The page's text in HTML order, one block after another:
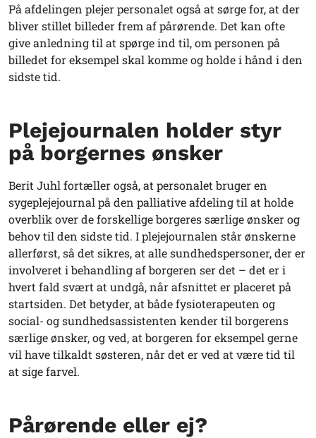
På afdelingen plejer personalet også at sørge for, at der
bliver stillet billeder frem af pårørende. Det kan ofte
give anledning til at spørge ind til, om personen på
billedet for eksempel skal komme og holde i hånd i den
sidste tid.
Plejejournalen holder styr
på borgernes ønsker
Berit Juhl fortæller også, at personalet bruger en
sygeplejejournal på den palliative afdeling til at holde
overblik over de forskellige borgeres særlige ønsker og
behov til den sidste tid. I plejejournalen står ønskerne
allerførst, så det sikres, at alle sundhedspersoner, der er
involveret i behandling af borgeren ser det – det er i
hvert fald svært at undgå, når afsnittet er placeret på
startsiden. Det betyder, at både fysioterapeuten og
social- og sundhedsassistenten kender til borgerens
særlige ønsker, og ved, at borgeren for eksempel gerne
vil have tilkaldt søsteren, når det er ved at være tid til
at sige farvel.
Pårørende eller ej?